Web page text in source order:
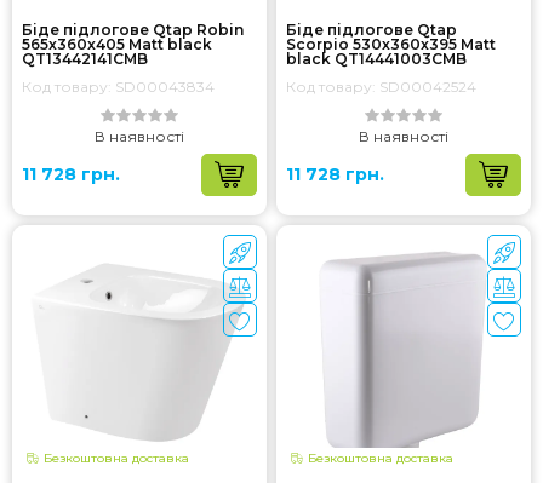
Біде підлогове Qtap Robin
565x360x405 Matt black
QT13442141CMB
Код товару: SD00043834
В наявності
11 728 грн.
Біде підлогове Qtap
Scorpio 530x360x395 Matt
black QT14441003CMB
Код товару: SD00042524
В наявності
11 728 грн.
Безкоштовна доставка Безкоштовна доставка